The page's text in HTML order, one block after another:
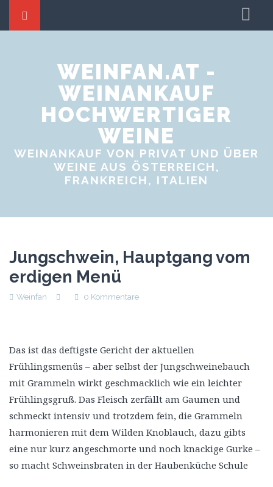
Weine tauschen
Weinproben
Weinevents
WEINFAN.AT -
WEINANKAUF
HOCHWERTIGER
WEINE
WEINANKAUF VON PRIVAT UND ÜBER
WEINE AUS ÖSTERREICH,
FRANKREICH, ITALIEN
Jungschwein, Hauptgang vom
erdigen Menü
Weinfan 0 Kommentare
Das ist das deftigste Gericht der aktuellen
Frühlingsmenüs – aber selbst der Jungschweinebauch
mit Grammeln wirkt geschmacklich wie ein leichter
Frühlingsgruß. Das Fleisch zerfällt am Gaumen und
schmeckt intensiv und trotzdem fein, die Grammeln
harmonieren mit dem Wilden Knoblauch, dazu gibts
eine nur kurz angeschmorte und noch knackige Gurke –
so macht Schweinsbraten in der Haubenküche Schule